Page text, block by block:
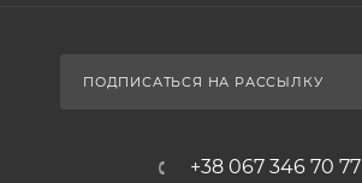
ПОДПИСАТЬСЯ НА РАССЫЛКУ
+38 067 346 70 77